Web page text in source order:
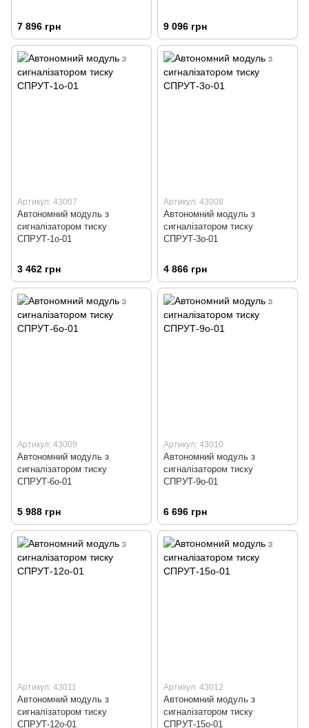
7 896 грн 9 096 грн
Артикул: 43007
Автономний модуль з
сигналізатором тиску
СПРУТ-1о-01
3 462 грн
Артикул: 43008
Автономний модуль з
сигналізатором тиску
СПРУТ-3о-01
4 866 грн
Артикул: 43009
Автономний модуль з
сигналізатором тиску
СПРУТ-6о-01
5 988 грн
Артикул: 43010
Автономний модуль з
сигналізатором тиску
СПРУТ-9о-01
6 696 грн
Артикул: 43011
Автономний модуль з
сигналізатором тиску
СПРУТ-12о-01
Артикул: 43012
Автономний модуль з
сигналізатором тиску
СПРУТ-15о-01